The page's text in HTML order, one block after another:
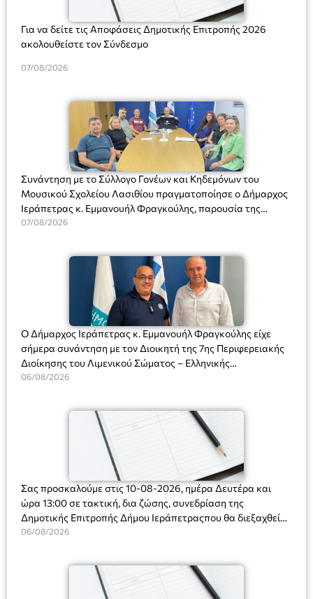
Για να δείτε τις Αποφάσεις Δημοτικής Επιτροπής 2026
ακολουθείστε τον Σύνδεσμο
07/08/2026
Συνάντηση με το Σύλλογο Γονέων και Κηδεμόνων του
Μουσικού Σχολείου Λασιθίου πραγματοποίησε ο Δήμαρχος
Ιεράπετρας κ. Εμμανουήλ Φραγκούλης, παρουσία της
Διευθύντριας του σχολείου κας Μαριάννας Χαΐτα.
07/08/2026
Ο Δήμαρχος Ιεράπετρας κ. Εμμανουήλ Φραγκούλης είχε
σήμερα συνάντηση με τον Διοικητή της 7ης Περιφερειακής
Διοίκησης του Λιμενικού Σώματος – Ελληνικής
Ακτοφυλακής (Λ.Σ.-ΕΛ.ΑΚΤ.), Αρχιπλοίαρχο Λ.Σ. κ. Ιωάννη
06/08/2026
Σας προσκαλούμε στις 10-08-2026, ημέρα Δευτέρα και
ώρα 13:00 σε τακτική, δια ζώσης, συνεδρίαση της
Δημοτικής Επιτροπής Δήμου Ιεράπετραςπου θα διεξαχθεί
στο Δημοτικό Κατάστημα, Δημοκρατίας 31 στην αίθουσα
και λήψη αποφάσεων στα παρακάτω θέματα:
06/08/2026